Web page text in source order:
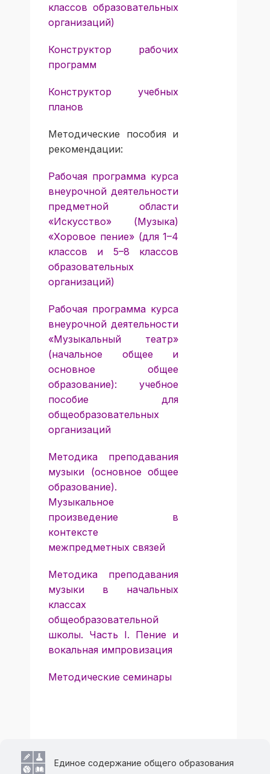
классов образовательных
организаций)
Конструктор рабочих
программ
Конструктор учебных
планов
Методические пособия и
рекомендации:
Рабочая программа курса
внеурочной деятельности
предметной области
«Искусство» (Музыка)
«Хоровое пение» (для 1–4
классов и 5–8 классов
образовательных
организаций)
Рабочая программа курса
внеурочной деятельности
«Музыкальный театр»
(начальное общее и
основное общее
образование): учебное
пособие для
общеобразовательных
организаций
Методика преподавания
музыки (основное общее
образование).
Музыкальное
произведение в
контексте
межпредметных связей
Методика преподавания
музыки в начальных
классах
общеобразовательной
школы. Часть I. Пение и
вокальная импровизация
Методические семинары
Единое содержание общего образования